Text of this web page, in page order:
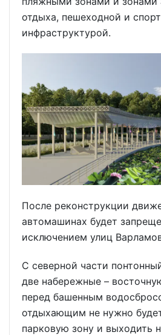
отдыха, пешеходной и
инфраструктурой.
После реконструкции
автомашинах будет
исключением улиц
С северной части
две набережные –
перед башенным
отдыхающим не нужно
парковую зону и выходить